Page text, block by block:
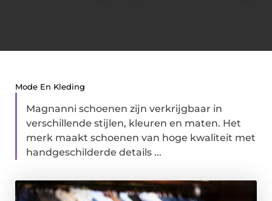
Mode En Kleding
Magnanni schoenen zijn verkrijgbaar in
verschillende stijlen, kleuren en maten. Het
merk maakt schoenen van hoge kwaliteit met
handgeschilderde details ...